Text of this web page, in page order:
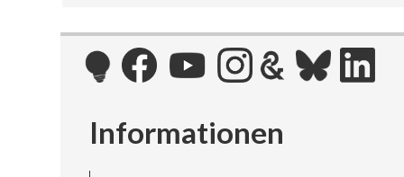
Informationen